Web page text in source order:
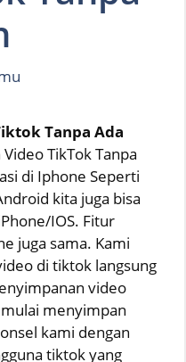
Tanpa Ada
TikTok Tanpa
di Iphone Seperti
kita juga bisa
IOS. Fitur
juga sama. Kami
di tiktok langsung
video
menyimpan
kami dengan
tiktok yang